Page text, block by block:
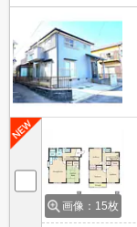
画像：15枚